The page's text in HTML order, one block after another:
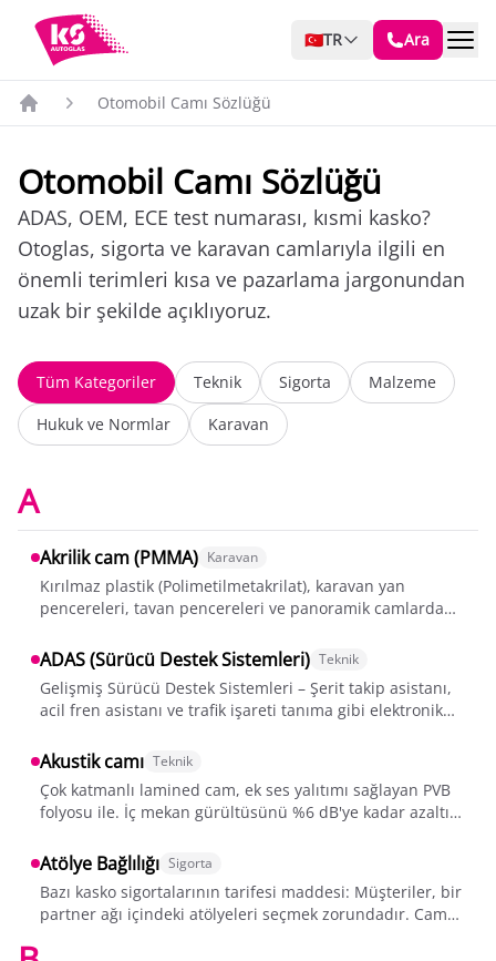
🇹🇷TR Ara
Otomobil Camı Sözlüğü
Otomobil Camı Sözlüğü
ADAS, OEM, ECE test numarası, kısmi kasko?
Otoglas, sigorta ve karavan camlarıyla ilgili en
önemli terimleri kısa ve pazarlama jargonundan
uzak bir şekilde açıklıyoruz.
Tüm Kategoriler Teknik Sigorta
Malzeme
Hukuk ve Normlar
Karavan
A
Akrilik cam (PMMA) Karavan
Kırılmaz plastik (Polimetilmetakrilat), karavan yan
pencereleri, tavan pencereleri ve panoramik camlardan
ADAS (Sürücü Destek Sistemleri) Teknik
Gelişmiş Sürücü Destek Sistemleri – Şerit takip asistanı,
acil fren asistanı ve trafik işareti tanıma gibi elektronik
Akustik camı Teknik
Çok katmanlı lamined cam, ek ses yalıtımı sağlayan PVB
folyosu ile. İç mekan gürültüsünü %6 dB'ye kadar azaltır.
Atölye Bağlılığı Sigorta
Bazı kasko sigortalarının tarifesi maddesi: Müşteriler, bir
partner ağı içindeki atölyeleri seçmek zorundadır. Cam